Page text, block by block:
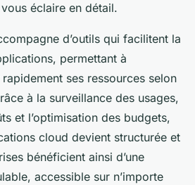
éclaire en détail.
d’outils qui facilitent la
permettant à
rapidement ses ressources selon
à la surveillance des usages,
et l’optimisation des budgets,
cloud devient structurée et
bénéficient ainsi d’une
accessible sur n’importe